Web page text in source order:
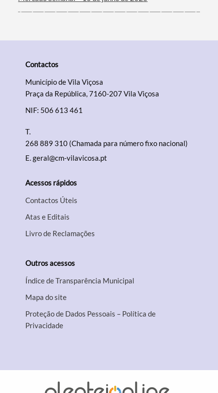
Contactos
Município de Vila Viçosa
Praça da República, 7160-207 Vila Viçosa
NIF: 506 613 461
T.
268 889 310 (Chamada para número fixo nacional)
E.geral@cm-vilavicosa.pt
Acessos rápidos
Contactos Úteis
Atas e Editais
Livro de Reclamações
Outros acessos
Índice de Transparência Municipal
Mapa do site
Proteção de Dados Pessoais – Política de
Privacidade